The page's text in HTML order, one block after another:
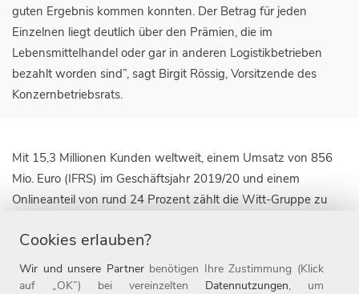
guten Ergebnis kommen konnten. Der Betrag für jeden
Einzelnen liegt deutlich über den Prämien, die im
Lebensmittelhandel oder gar in anderen Logistikbetrieben
bezahlt worden sind”, sagt Birgit Rössig, Vorsitzende des
Konzernbetriebsrats.
Mit 15,3 Millionen Kunden weltweit, einem Umsatz von 856
Mio. Euro (IFRS) im Geschäftsjahr 2019/20 und einem
Onlineanteil von rund 24 Prozent zählt die Witt-Gruppe zu
Zielgruppe 50plus. Die Unternehmensgruppe ist derzeit mit
zehn Marken in zehn Ländern, darunter die 1907 gegründete
Marke WITT WEIDEN, sowie in 18 Onlineshops aktiv. Die
Cookies erlauben?
Wir und unsere Partnerbenötigen Ihre Zustimmung (Klick
auf „OK”) bei vereinzelten Datennutzungen, um